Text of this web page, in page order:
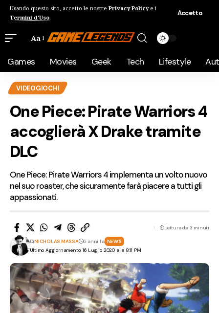
Usando questo sito, accetto le nostre Privacy Policye i
Termini d'Uso.
Accetto
Aa
Games Movies Geek Tech Lifestyle
VIDEOGIOCHI
One Piece: Pirate Warriors 4
accoglierà X Drake tramite
DLC
One Piece: Pirate Warriors 4 implementa un volto nuovo
nel suo roaster, che sicuramente farà piacere a tutti gli
appassionati.
Ultimo Aggiornamento: 16 Luglio 2020 alle 8:11 PM
DiNICHOLAS MASSA 6 anni fa NEWS
Lettura da 3 minuti